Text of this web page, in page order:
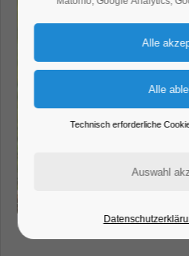
Technisch erforderliche